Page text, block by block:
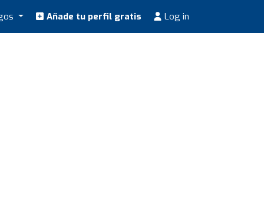
Añade tu perfil gratis Log in